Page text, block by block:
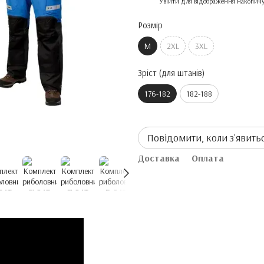
Розмір
M 2XL 3XL
Зріст (для штанів)
176-182 182-188
Повідомити, коли
Доставка Оплата